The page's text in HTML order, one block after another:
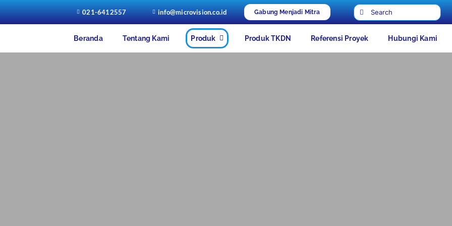
021-6412557 info@microvision.co.id Gabung Menjadi Mitra
Search
for:
Beranda Tentang Kami Produk Produk TKDN Referensi Proyek Hubungi Kami